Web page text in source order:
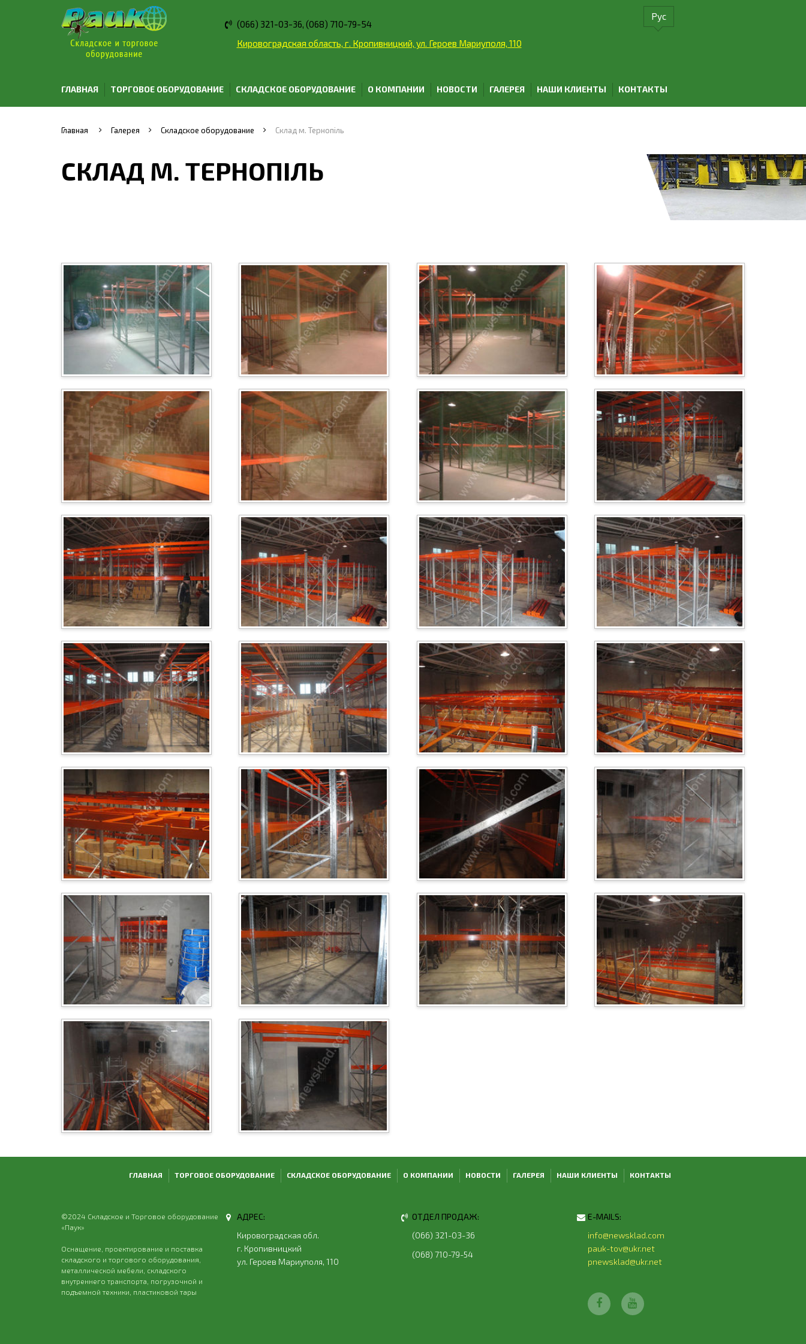
(066) 321-03-36, (068) 710-79-54
Кировоградская область, г. Кропивницкий, ул. Героев Мариуполя, 110
Рус
ГЛАВНАЯ ТОРГОВОЕ ОБОРУДОВАНИЕ СКЛАДСКОЕ ОБОРУДОВАНИЕ О КОМПАНИИ НОВОСТИ ГАЛЕРЕЯ НАШИ КЛИЕНТЫ КОНТАКТЫ
Главная Галерея Складское оборудование Склад м. Тернопіль
СКЛАД М. ТЕРНОПІЛЬ
ГЛАВНАЯ ТОРГОВОЕ ОБОРУДОВАНИЕ СКЛАДСКОЕ ОБОРУДОВАНИЕ О КОМПАНИИ НОВОСТИ ГАЛЕРЕЯ НАШИ КЛИЕНТЫ КОНТАКТЫ
©2024 Складское и Торговое оборудование
«Паук»
Оснащение, проектирование и поставка
складского и торгового оборудования,
металлической мебели, складского
внутреннего транспорта, погрузочной и
подъемной техники, пластиковой тары
АДРЕС:
Кировоградская обл.
г. Кропивницкий
ул. Героев Мариуполя, 110
ОТДЕЛ ПРОДАЖ:
(066) 321-03-36
(068) 710-79-54
E-MAILS:
info@newsklad.com
pauk-tov@ukr.net
pnewsklad@ukr.net